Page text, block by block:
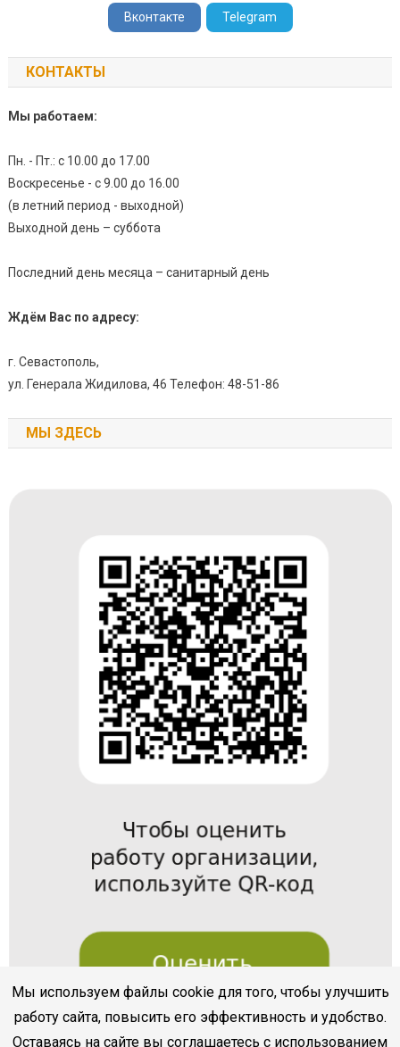
Вконтакте Telegram
КОНТАКТЫ
Мы работаем:
Пн. - Пт.: с 10.00 до 17.00
Воскресенье - с 9.00 до 16.00
(в летний период - выходной)
Выходной день – суббота
Последний день месяца – санитарный день
Ждём Вас по адресу:
г. Севастополь,
ул. Генерала Жидилова, 46 Телефон: 48-51-86
МЫ ЗДЕСЬ
Мы используем файлы cookie для того, чтобы улучшить
работу сайта, повысить его эффективность и удобство.
Оставаясь на сайте вы соглашаетесь с использованием